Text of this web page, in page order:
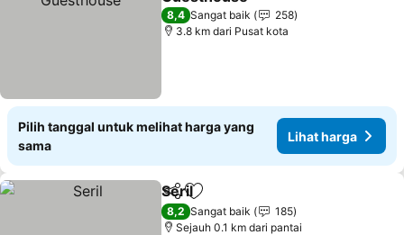
8,4 Sangat baik
258
3.8 km dari Pusat kota
Pilih tanggal untuk melihat harga yang
sama
Lihat harga
BagikanTambahkan ke favorit
Seril
8,2 Sangat baik
185
Sejauh 0.1 km dari pantai